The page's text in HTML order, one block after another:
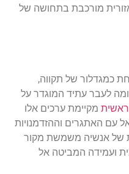
מורכבת בתחושה של
זורחת כמגדלור של תקווה,
לעבר עתיד המוגדר על
מקיימת ערכים אלו
עם האתגרים וההזדמנויות
של אנשיה משמשת מקור
ועמידה המביטה אל